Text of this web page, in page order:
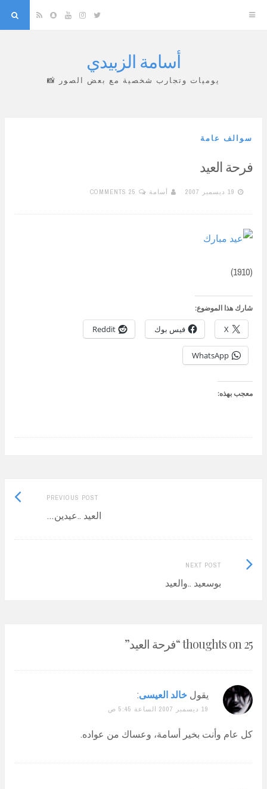
Twitter
Instagram
YouTube
Snapchat
RSS
أسامة الزبيدي
يوميات وتجارب شخصية مع بعض الصور 📸
سوالف عامة
فرحة العيد
19 ديسمبر 2007 أسامة 25 COMMENTS
(1910)
شارك هذا الموضوع:
X فيس بوك Reddit
WhatsApp
معجب بهذه:
PREVIOUS POST
Previous
العيد ..عيدين…
NEXT POST
بوسعيد ..والعيد
Next
Post:
25 thoughts on “ فرحة العيد”
يقول خالد العيسى:
19 ديسمبر 2007 الساعة 5:45 ص
كل عام وأنت بخير أسامة، وعساك من عواده.